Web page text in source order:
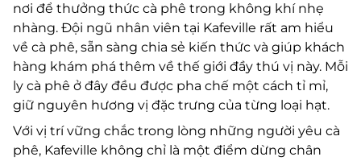
nơi để thưởng thức cà phê trong không khí nhẹ
nhàng. Đội ngũ nhân viên tại Kafeville rất am hiểu
về cà phê, sẵn sàng chia sẻ kiến thức và giúp khách
hàng khám phá thêm về thế giới đầy thú vị này. Mỗi
ly cà phê ở đây đều được pha chế một cách tỉ mỉ,
giữ nguyên hương vị đặc trưng của từng loại hạt.
Với vị trí vững chắc trong lòng những người yêu cà
phê, Kafeville không chỉ là một điểm dừng chân